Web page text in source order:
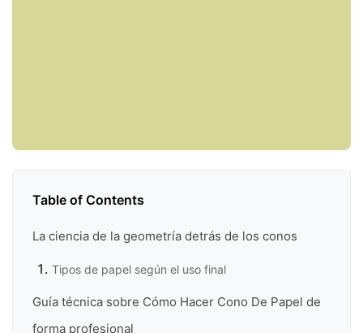
Table of Contents
La ciencia de la geometría detrás de los conos
Tipos de papel según el uso final
Guía técnica sobre Cómo Hacer Cono De Papel de
forma profesional